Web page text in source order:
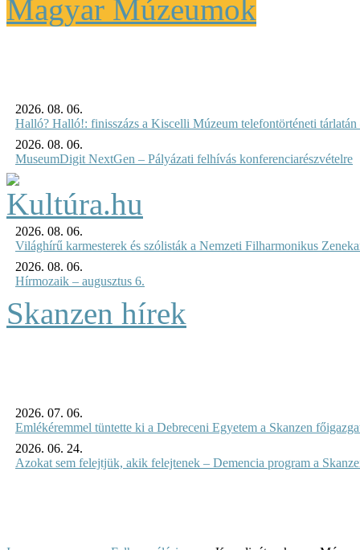
Magyar Múzeumok
2026. 08. 06.
Halló? Halló!: finisszázs a Kiscelli Múzeum telefontörténeti tárlatán
2026. 08. 06.
MuseumDigit NextGen – Pályázati felhívás konferenciarészvételre
2026. 08. 06.
Világhírű karmesterek és szólisták a Nemzeti Filharmonikus
2026. 08. 06.
Hírmozaik – augusztus 6.
Skanzen hírek
2026. 07. 06.
Emlékéremmel tüntette ki a Debreceni Egyetem a Skanzen
2026. 06. 24.
Azokat sem felejtjük, akik felejtenek – Demencia program a